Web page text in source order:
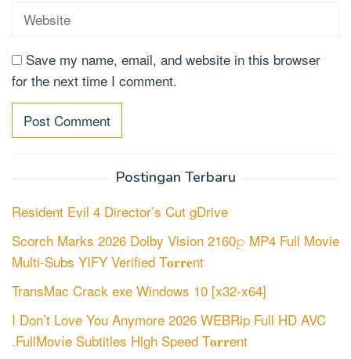
Save my name, email, and website in this browser
for the next time I comment.
Postingan Terbaru
Resident Evil 4 Director’s Cut gDrive
Scorch Marks 2026 Dolby Vision 2160𝚙 MP4 Full Movie
Multi-Subs YIFY Verified T𝐨𝐫𝐫𝐞nt
TransMac Crack exe Windows 10 [x32-x64]
I Don’t Love You Anymore 2026 WEBRip Full HD AVC
.FullMov𝗂e Subtitles High Speed T𝐨𝐫𝐫ent